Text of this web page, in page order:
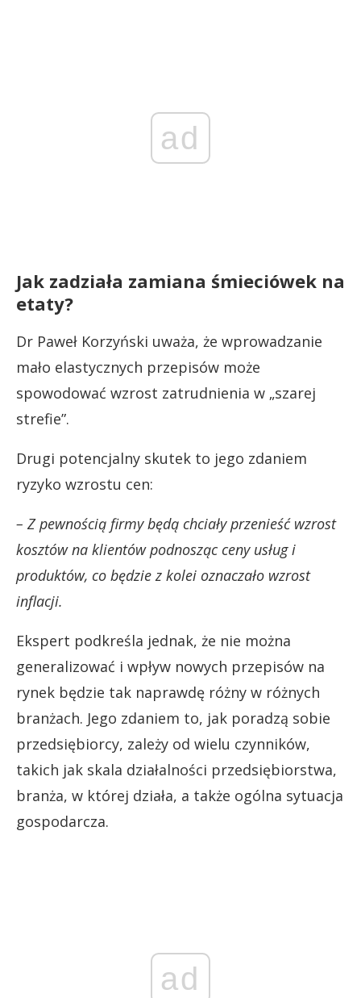
ad
Jak zadziała zamiana śmieciówek na
etaty?
Dr Paweł Korzyński uważa, że wprowadzanie
mało elastycznych przepisów może
spowodować wzrost zatrudnienia w „szarej
strefie”.
Drugi potencjalny skutek to jego zdaniem
ryzyko wzrostu cen:
– Z pewnością firmy będą chciały przenieść wzrost
kosztów na klientów podnosząc ceny usług i
produktów, co będzie z kolei oznaczało wzrost
inflacji.
Ekspert podkreśla jednak, że nie można
generalizować i wpływ nowych przepisów na
rynek będzie tak naprawdę różny w różnych
branżach. Jego zdaniem to, jak poradzą sobie
przedsiębiorcy, zależy od wielu czynników,
takich jak skala działalności przedsiębiorstwa,
branża, w której działa, a także ogólna sytuacja
gospodarcza.
ad